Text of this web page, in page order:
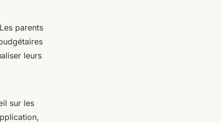
parents
leurs
sur les